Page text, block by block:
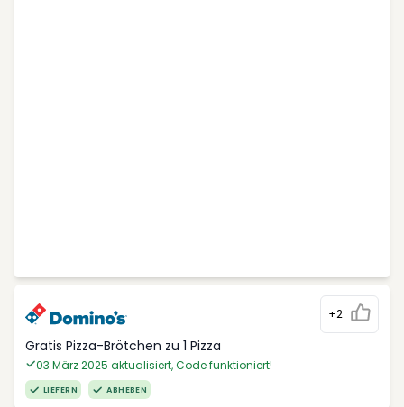
+2
Gratis Pizza-Brötchen zu 1 Pizza
03 März 2025 aktualisiert, Code funktioniert!
LIEFERN ABHEBEN